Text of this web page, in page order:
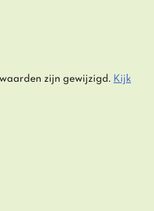
zijn gewijzigd. Kijk